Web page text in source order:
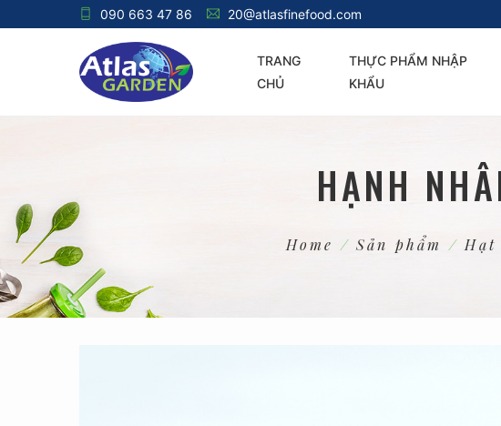
090 663 47 86 20@atlasfinefood.com
TRANG
CHỦ
THỰC PHẨM NHẬP
KHẨU
HẠNH
Home /Sản phẩm /